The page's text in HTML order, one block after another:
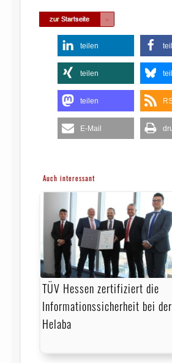
teilen
teilen
teilen
E-Mail
Auch interessant
TÜV Hessen zertifiziert die
Informationssicherheit bei der
Helaba